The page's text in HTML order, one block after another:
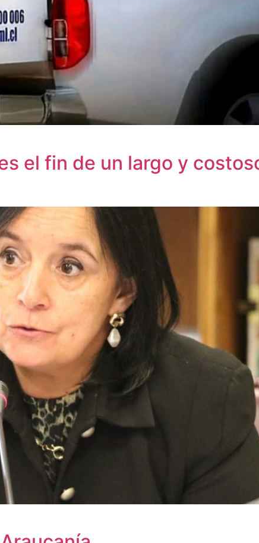
el fin de un largo y